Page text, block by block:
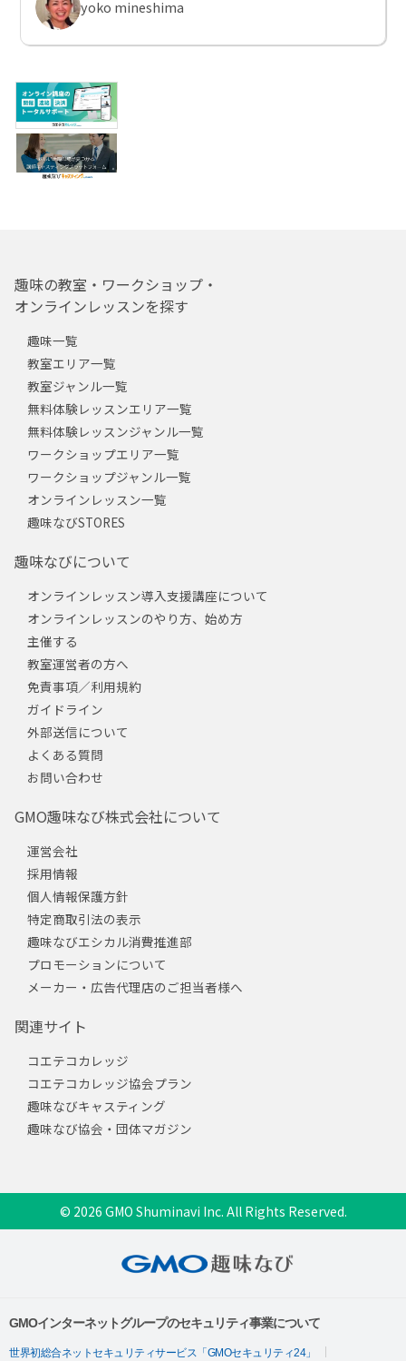
yoko mineshima
趣味の教室・ワークショップ・
オンラインレッスンを探す
趣味一覧
教室エリア一覧
教室ジャンル一覧
無料体験レッスンエリア一覧
無料体験レッスンジャンル一覧
ワークショップエリア一覧
ワークショップジャンル一覧
オンラインレッスン一覧
趣味なびSTORES
趣味なびについて
オンラインレッスン導入支援講座について
オンラインレッスンのやり方、始め方
主催する
教室運営者の方へ
免責事項／利用規約
ガイドライン
外部送信について
よくある質問
お問い合わせ
GMO趣味なび株式会社について
運営会社
採用情報
個人情報保護方針
特定商取引法の表示
趣味なびエシカル消費推進部
プロモーションについて
メーカー・広告代理店のご担当者様へ
関連サイト
コエテコカレッジ
コエテコカレッジ協会プラン
趣味なびキャスティング
趣味なび協会・団体マガジン
© 2026 GMO Shuminavi Inc. All Rights Reserved.